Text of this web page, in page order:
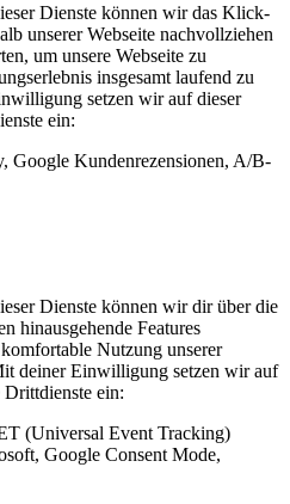
Dienste können wir das Klick-
unserer Webseite nachvollziehen
um unsere Webseite zu
insgesamt laufend zu
setzen wir auf dieser
ein:
Google Kundenrezensionen, A/B-
Dienste können wir dir über die
hinausgehende Features
Nutzung unserer
deiner Einwilligung setzen wir auf
Drittdienste ein:
(Universal Event Tracking)
Google Consent Mode,